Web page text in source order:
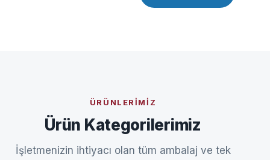
ÜRÜNLERIMIZ
Ürün Kategorilerimiz
İşletmenizin ihtiyacı olan tüm ambalaj ve tek